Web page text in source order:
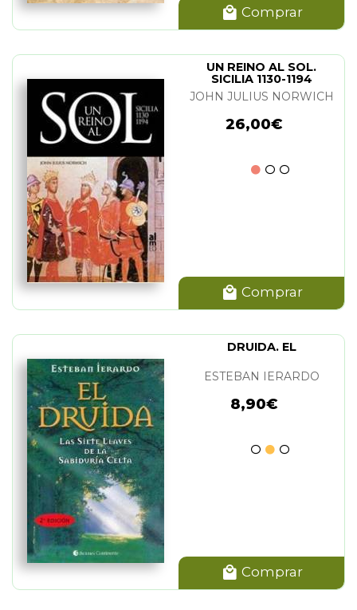
Comprar
UN REINO AL SOL.
SICILIA 1130-1194
JOHN JULIUS NORWICH
26,00€
Comprar
DRUIDA. EL
ESTEBAN IERARDO
8,90€
Comprar